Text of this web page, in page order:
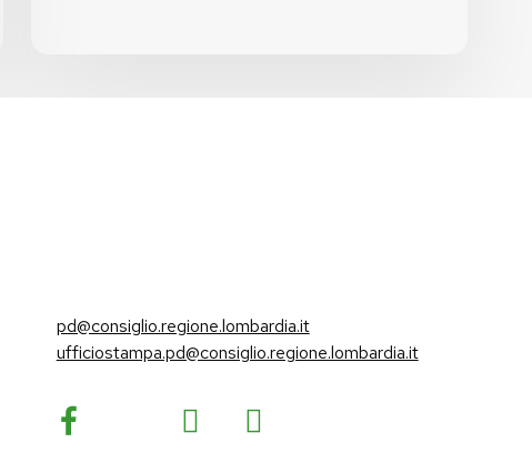
pd@consiglio.regione.lombardia.it
ufficiostampa.pd@consiglio.regione.lombardia.it